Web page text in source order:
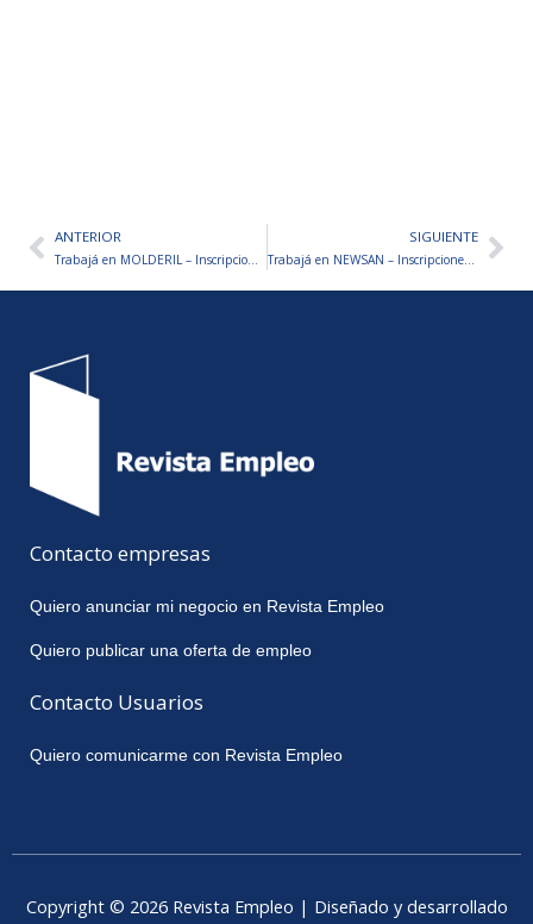
AntANTERIOR
Trabajá en MOLDERIL – Inscripciones abiertas
SIGUIENTE
Trabajá en NEWSAN – Inscripciones abiertas
Contacto empresas
Quiero anunciar mi negocio en Revista Empleo
Quiero publicar una oferta de empleo
Contacto Usuarios
Quiero comunicarme con Revista Empleo
Copyright © 2026 Revista Empleo | Diseñado y desarrollado